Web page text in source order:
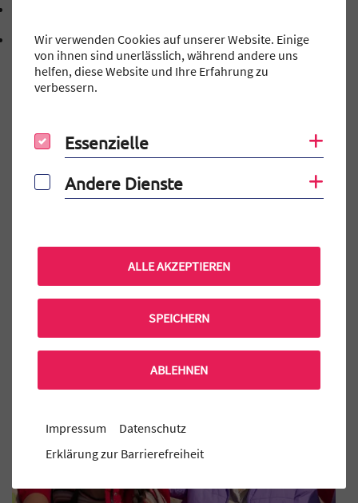
Adresse:
Schillerstraße 12
91054, 9 1 0 5 4
Erlangen
Auf einen Blick
MINT-EC-Veranstaltungen
Mensa Bestellung
Wir verwenden Cookies auf unserer Website. Einige
von ihnen sind unerlässlich, während andere uns
helfen, diese Website und Ihre Erfahrung zu
verbessern.
Essenzielle
Essenzielle
Andere Dienste
Andere Dienste
ALLE AKZEPTIEREN
SPEICHERN
ABLEHNEN
Impressum
Datenschutz
Erklärung zur Barrierefreiheit